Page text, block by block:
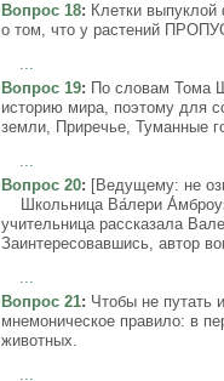
Вопрос 18: Клетки
о том, что у растений
...
Вопрос 19: По словам Тома
историю мира, поэтому для
земли, Приречье, Туманные
...
Вопрос 20: [Ведущему: не
Школьница Ва́лери А́мброуз
учительница рассказала
Заинтересовавшись, автор
Вопрос 21: Чтобы не путать
мнемоническое правило: в
животных.